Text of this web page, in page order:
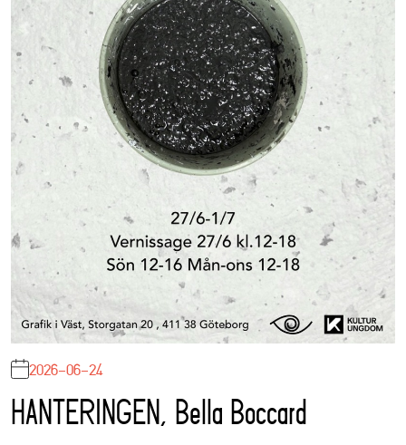
2026-06-24
HANTERINGEN, Bella Boccard